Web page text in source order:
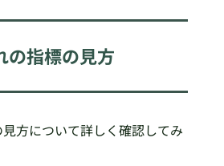
の指標の見方
方について詳しく確認してみ